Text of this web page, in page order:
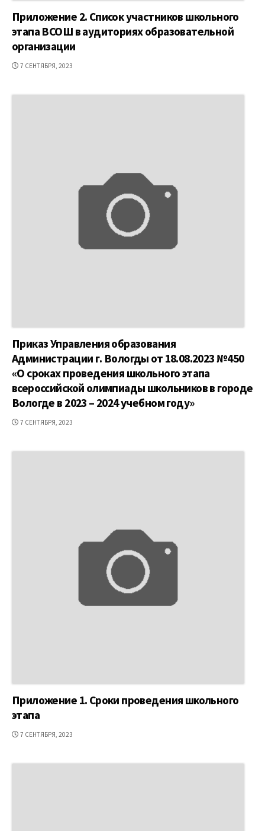
Приложение 2. Список участников школьного
этапа ВСОШ в аудиториях образовательной
организации
ДАТА
7 СЕНТЯБРЯ, 2023
Приказ Управления образования
Администрации г. Вологды от 18.08.2023 №450
«О сроках проведения школьного этапа
всероссийской олимпиады школьников в городе
Вологде в 2023 – 2024 учебном году»
ДАТА
7 СЕНТЯБРЯ, 2023
Приложение 1. Сроки проведения школьного
этапа
ДАТА
7 СЕНТЯБРЯ, 2023